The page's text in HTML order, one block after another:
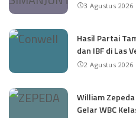
3 Agustus 2026
Hasil Partai
dan IBF di Las
2 Agustus 2026
William
Gelar WBC